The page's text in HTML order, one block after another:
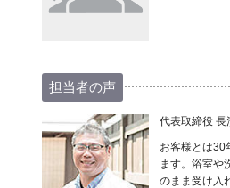
担当者の声
代表取締役 長
お客様とは30
ます。浴室や
のまま受け入